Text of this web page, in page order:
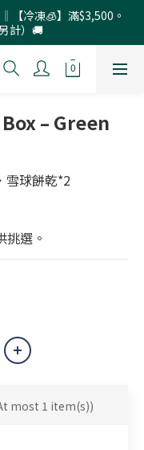
【冷凍🧊】滿$3,500。
計）🚚
– Green
雪球餅乾*2
選。
most 1 item(s))